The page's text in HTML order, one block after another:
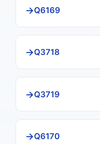
Q6169
Q3718
Q3719
Q6170